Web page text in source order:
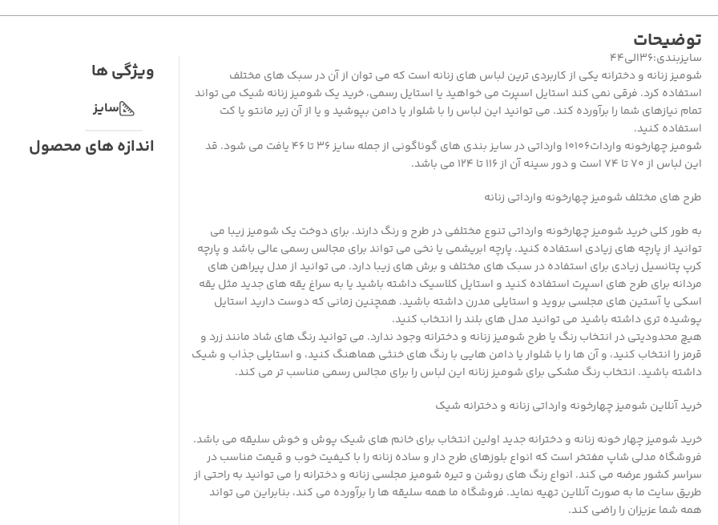
توضیحات
سایزبندی:36الی44
شومیز زنانه و دخترانه یکی از کاربردی ترین لباس های زنانه است که می توان از آن در سبک های مختلف
استفاده کرد. فرقی نمی کند استایل اسپرت می خواهید یا استایل رسمی، خرید یک شومیز زنانه شیک می تواند
تمام نیازهای شما را برآورده کند. می توانید این لباس را با شلوار یا دامن بپوشید و یا از آن زیر مانتو یا کت
استفاده کنید.
شومیز چهارخونه واردات10106 وارداتی در سایز بندی های گوناگونی از جمله سایز 36 تا 46 یافت می شود. قد
این لباس از 70 تا 74 است و دور سینه آن از 116 تا 124 می باشد.
طرح های مختلف شومیز چهارخونه وارداتی زنانه
به طور کلی خرید شومیز چهارخونه وارداتی تنوع مختلفی در طرح و رنگ دارند. برای دوخت یک شومیز زیبا می
توانید از پارچه های زیادی استفاده کنید. پارچه ابریشمی یا نخی می تواند برای مجالس رسمی عالی باشد و پارچه
کرپ پتانسیل زیادی برای استفاده در سبک های مختلف و برش های زیبا دارد. می توانید از مدل پیراهن های
مردانه برای طرح های اسپرت استفاده کنید و استایل کلاسیک داشته باشید یا به سراغ یقه های جدید مثل یقه
اسکی یا آستین های مجلسی بروید و استایلی مدرن داشته باشید. همچنین زمانی که دوست دارید استایل
پوشیده تری داشته باشید می توانید مدل های بلند را انتخاب کنید.
هیچ محدودیتی در انتخاب رنگ یا طرح شومیز زنانه و دخترانه وجود ندارد. می توانید رنگ های شاد مانند زرد و
قرمز را انتخاب کنید، و آن ها را با شلوار یا دامن هایی با رنگ های خنثی هماهنگ کنید، و استایلی جذاب و شیک
داشته باشید. انتخاب رنگ مشکی برای شومیز زنانه این لباس را برای مجالس رسمی مناسب تر می کند.
خرید آنلاین شومیز چهارخونه وارداتی زنانه و دخترانه شیک
خرید شومیز چهار خونه زنانه و دخترانه جدید اولین انتخاب برای خانم های شیک پوش و خوش سلیقه می باشد.
فروشگاه مدلی شاپ مفتخر است که انواع بلوزهای طرح دار و ساده زنانه را با کیفیت خوب و قیمت مناسب در
سراسر کشور عرضه می کند. انواع رنگ های روشن و تیره شومیز مجلسی زنانه و دخترانه را می توانید به راحتی از
طریق سایت ما به صورت آنلاین تهیه نماید. فروشگاه ما همه سلیقه ها را برآورده می کند، بنابراین می تواند
همه شما عزیزان را راضی کند.
ویژگی ها
سایز
اندازه های محصول